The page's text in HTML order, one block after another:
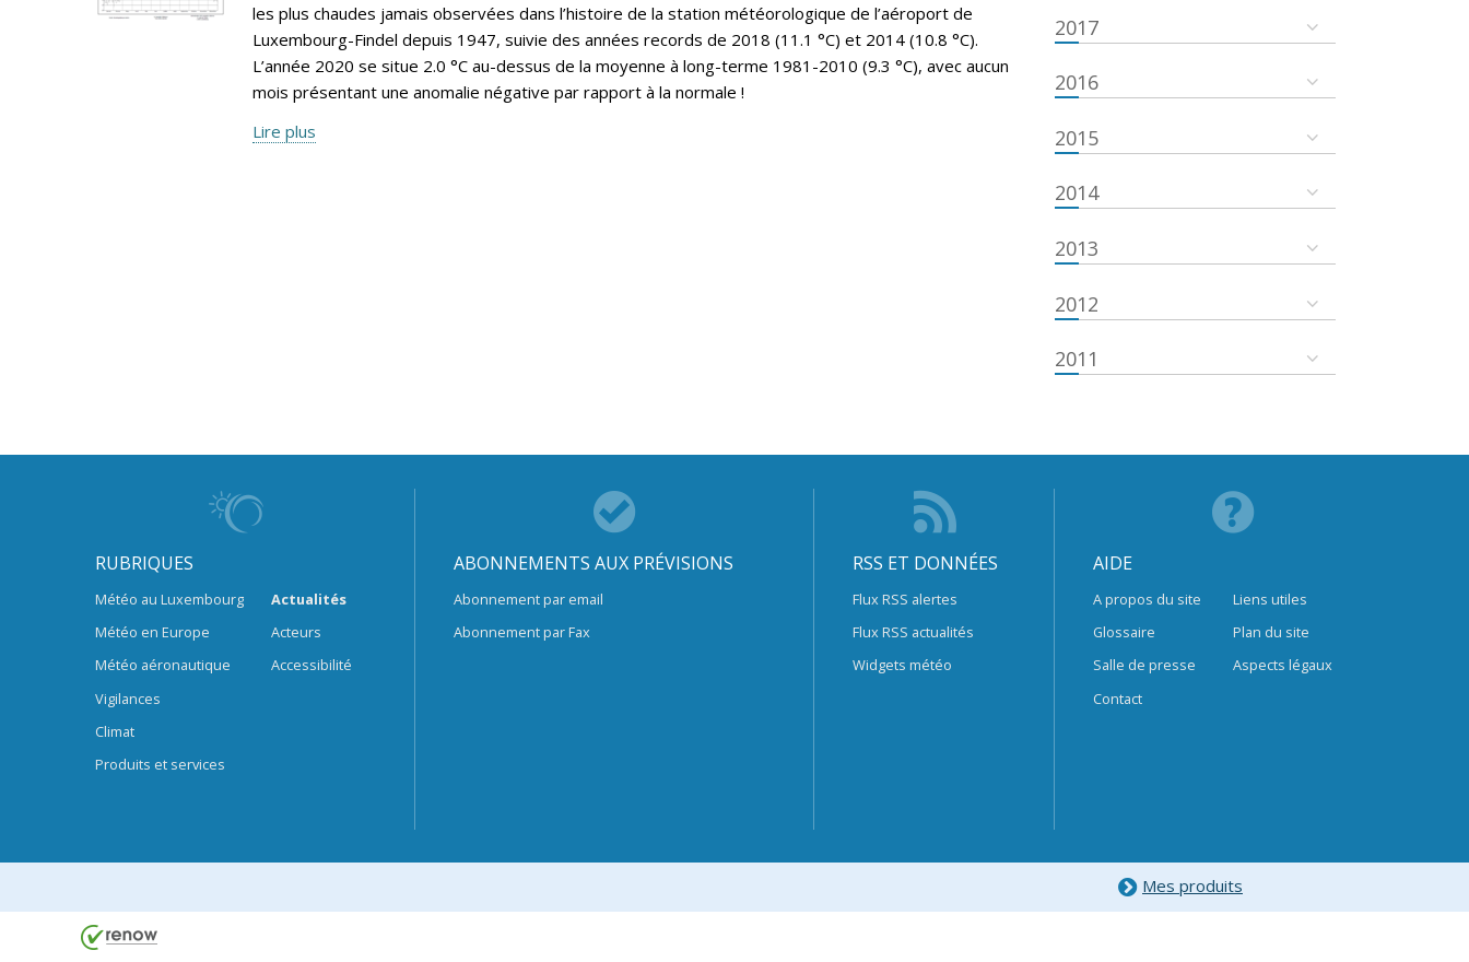
les plus chaudes jamais observées dans l’histoire de la station météorologique de l’aéroport de
Luxembourg-Findel depuis 1947, suivie des années records de 2018 (11.1 °C) et 2014 (10.8 °C).
L’année 2020 se situe 2.0 °C au-dessus de la moyenne à long-terme 1981-2010 (9.3 °C), avec aucun
mois présentant une anomalie négative par rapport à la normale !
Lire plus
2017
2016
2015
2014
2013
2012
2011
RUBRIQUES
Météo au Luxembourg
Météo en Europe
Météo aéronautique
Vigilances
Climat
Produits et services
Actualités
Acteurs
Accessibilité
ABONNEMENTS AUX PRÉVISIONS
Abonnement par email
Abonnement par Fax
RSS ET DONNÉES
Flux RSS alertes
Flux RSS actualités
Widgets météo
AIDE
A propos du site
Glossaire
Salle de presse
Contact
Liens utiles
Plan du site
Aspects légaux
Mes produits